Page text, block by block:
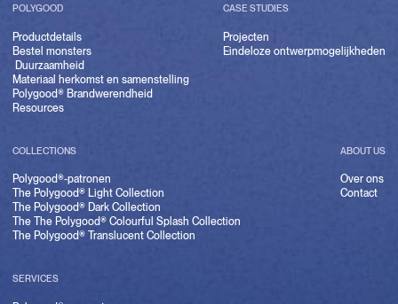
POLYGOOD
Productdetails
Bestel monsters
Duurzaamheid
Materiaal herkomst en samenstelling
Polygood® Brandwerendheid
Resources
CASE STUDIES
Projecten
Eindeloze ontwerpmogelijkheden
COLLECTIONS
Polygood®-patronen
The Polygood® Light Collection
The Polygood® Dark Collection
The The Polygood® Colourful Splash Collection
The Polygood® Translucent Collection
ABOUT US
Over ons
Contact
SERVICES